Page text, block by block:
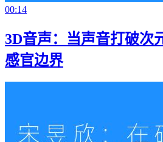
00:14
3D音声：当声音打破次
感官边界